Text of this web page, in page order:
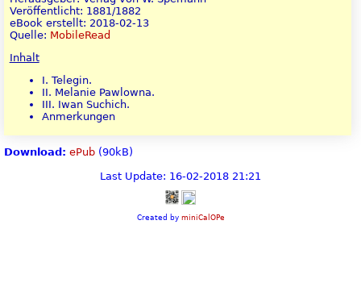
Veröffentlicht: 1881/1882
eBook erstellt: 2018-02-13
Quelle: MobileRead
Inhalt
I. Telegin.
II. Melanie Pawlowna.
III. Iwan Suchich.
Anmerkungen
Download: ePub (90kB)
Last Update: 16-02-2018 21:21
Created by miniCalOPe